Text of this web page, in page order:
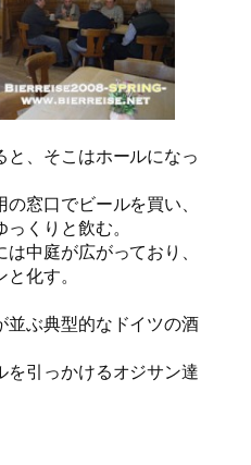
と、そこはホールになっ
窓口でビールを買い、
くりと飲む。
中庭が広がっており、
化す。
並ぶ典型的なドイツの酒
を引っかけるオジサン達